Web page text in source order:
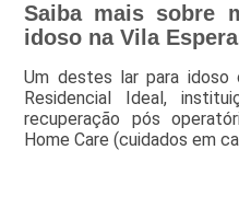
Saiba mais sobre
idoso na Vila
Um destes lar para idoso
Residencial Ideal,
recuperação pós
Home Care (cuidados em